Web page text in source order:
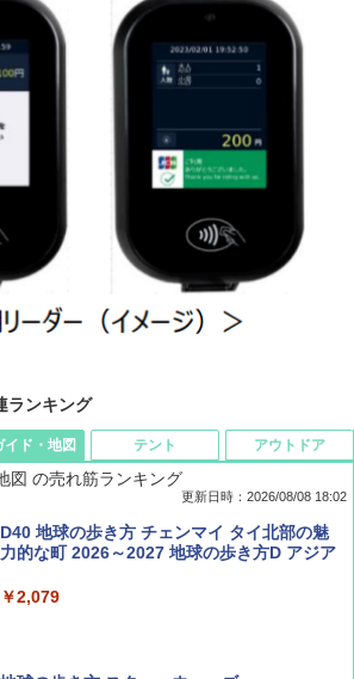
ランキング
BE-PAL(ビ-パル) 2026年 9 月号【特別付録:
SOTO ミニマル"旅"財布 ランダム2種】
￥1,500
イド・地図
図 の売れ筋ランキング
更新日時：2026/08/08 18:02
D40 地球の歩き方 チェンマイ タイ北部の魅
力的な町 2026～2027 地球の歩き方D アジア
￥2,079
テント アウトドア